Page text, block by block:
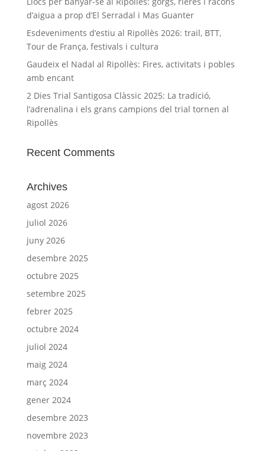
d’aigua a prop d’El Serradal i Mas Guanter
Esdeveniments d’estiu al Ripollès 2026: trail, BTT,
Tour de França, festivals i cultura
Gaudeix el Nadal al Ripollès: Fires, activitats i pobles
amb encant
2 Dies Trial Santigosa Clàssic 2025: La tradició,
l’adrenalina i els grans campions del trial tornen al
Ripollès
Recent Comments
Archives
agost 2026
juliol 2026
juny 2026
desembre 2025
octubre 2025
setembre 2025
febrer 2025
octubre 2024
juliol 2024
maig 2024
març 2024
gener 2024
desembre 2023
novembre 2023